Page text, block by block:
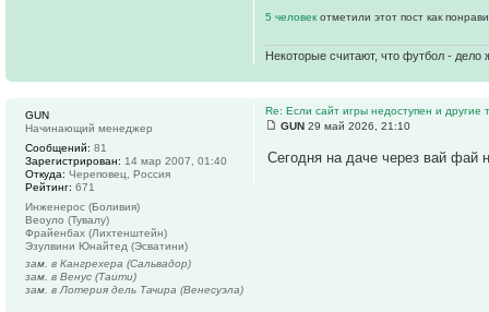
5 человек отметили этот пост как
Некоторые считают, что футбол -
Re: Если сайт игры недоступен и другие
GUN 29 май 2026, 21:10
Сегодня на даче через вай фай
GUN
Начинающий менеджер
Сообщений: 81
Зарегистрирован: 14 мар 2007, 01:40
Откуда: Череповец, Россия
Рейтинг: 671
Инженерос (Боливия)
Веоуло (Тувалу)
Фрайенбах (Лихтенштейн)
Эзулвини Юнайтед (Эсватини)
зам. в Кангрехера (Сальвадор)
зам. в Венус (Таити)
зам. в Лотерия дель Тачира (Венесуэла)